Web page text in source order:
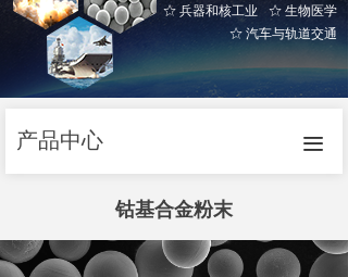
ꄃ 汽车与轨道交通
ꄃ 生物医学
ꄃ 兵器和核工业
끀
产品中心
钴基合金粉末